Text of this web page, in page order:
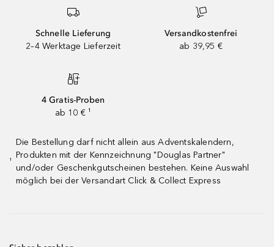
Schnelle Lieferung
2–4 Werktage Lieferzeit
Versandkostenfrei
ab 39,95 €
4 Gratis-Proben
ab 10 € ¹
¹
Die Bestellung darf nicht allein aus Adventskalendern,
Produkten mit der Kennzeichnung "Douglas Partner"
und/oder Geschenkgutscheinen bestehen. Keine Auswahl
möglich bei der Versandart Click & Collect Express